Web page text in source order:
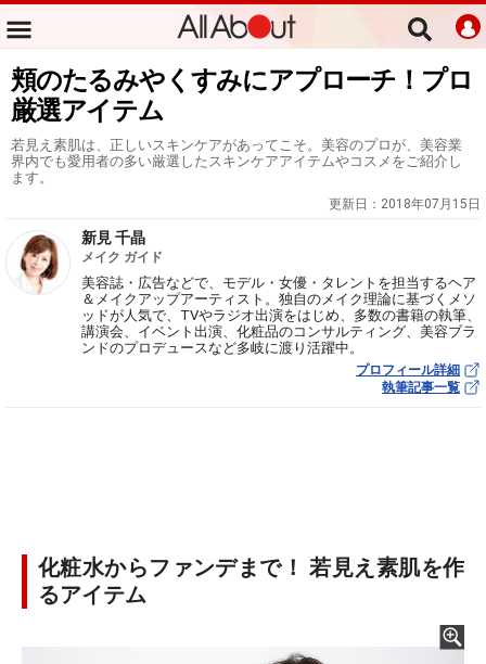
頬のたるみやくすみにアプローチ！プロ
厳選アイテム
若見え素肌は、正しいスキンケアがあってこそ。美容のプロが、美容業
界内でも愛用者の多い厳選したスキンケアアイテムやコスメをご紹介し
ます。
更新日： 2018年07月15日
新見 千晶
メイク ガイド
美容誌・広告などで、モデル・女優・タレントを担当するヘア
＆メイクアップアーティスト。独自のメイク理論に基づくメソ
ッドが人気で、TVやラジオ出演をはじめ、多数の書籍の執筆、
講演会、イベント出演、化粧品のコンサルティング、美容ブラ
ンドのプロデュースなど多岐に渡り活躍中。
プロフィール詳細
執筆記事一覧
化粧水からファンデまで！ 若見え素肌を作
るアイテム